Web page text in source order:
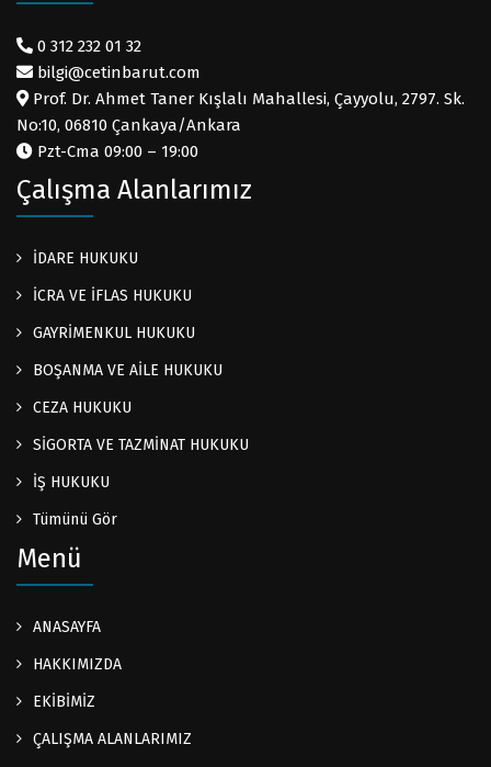
0 312 232 01 32
bilgi@cetinbarut.com
Prof. Dr. Ahmet Taner Kışlalı Mahallesi, Çayyolu, 2797. Sk.
No:10, 06810 Çankaya/Ankara
Pzt-Cma 09:00 – 19:00
Çalışma Alanlarımız
İDARE HUKUKU
İCRA VE İFLAS HUKUKU
GAYRİMENKUL HUKUKU
BOŞANMA VE AİLE HUKUKU
CEZA HUKUKU
SİGORTA VE TAZMİNAT HUKUKU
İŞ HUKUKU
Tümünü Gör
Menü
ANASAYFA
HAKKIMIZDA
EKİBİMİZ
ÇALIŞMA ALANLARIMIZ